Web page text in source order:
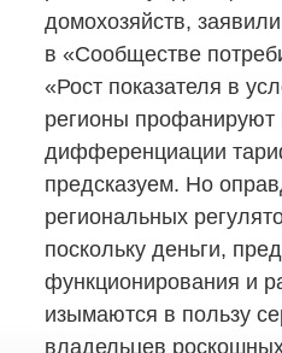
домохозяйств, заявили
в «Сообществе
«Рост показателя в
регионы
дифференциации
предсказуем. Но
региональных
поскольку деньги,
функционирования и
изымаются в пользу
владельцев